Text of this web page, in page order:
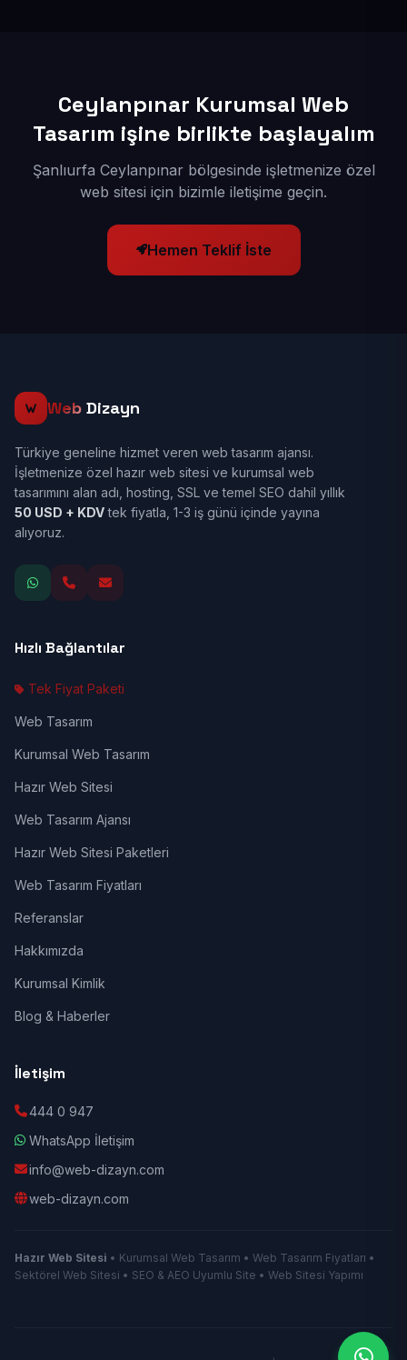
Ceylanpınar Kurumsal Web
Tasarım işine birlikte başlayalım
Şanlıurfa Ceylanpınar bölgesinde işletmenize özel
web sitesi için bizimle iletişime geçin.
Hemen Teklif İste
Web Dizayn
Türkiye geneline hizmet veren web tasarım ajansı.
İşletmenize özel hazır web sitesi ve kurumsal web
tasarımını alan adı, hosting, SSL ve temel SEO dahil yıllık
50 USD + KDVtek fiyatla, 1-3 iş günü içinde yayına
alıyoruz.
Hızlı Bağlantılar
Tek Fiyat Paketi
Web Tasarım
Kurumsal Web Tasarım
Hazır Web Sitesi
Web Tasarım Ajansı
Hazır Web Sitesi Paketleri
Web Tasarım Fiyatları
Referanslar
Hakkımızda
Kurumsal Kimlik
Blog & Haberler
İletişim
444 0 947
WhatsApp İletişim
info@web-dizayn.com
web-dizayn.com
Hazır Web Sitesi • Kurumsal Web Tasarım • Web Tasarım Fiyatları •
Sektörel Web Sitesi • SEO & AEO Uyumlu Site • Web Sitesi Yapımı